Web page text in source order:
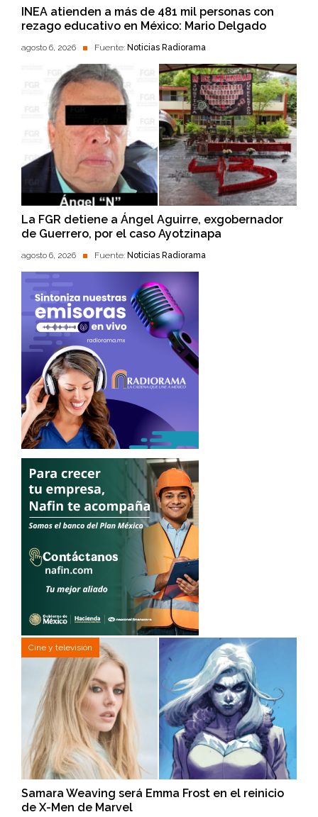
INEA atienden a más de 481 mil personas con
rezago educativo en México: Mario Delgado
agosto 6, 2026 Fuente: Noticias Radiorama
La FGR detiene a Ángel Aguirre, exgobernador
de Guerrero, por el caso Ayotzinapa
agosto 6, 2026 Fuente: Noticias Radiorama
Cine y televisión
Samara Weaving será Emma Frost en el reinicio
de X-Men de Marvel